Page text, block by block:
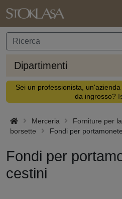
Dipartimenti
Sei un professionista,
da ingrosso?
Merceria
Forniture per
borsette
Fondi per
Fondi per
cestini